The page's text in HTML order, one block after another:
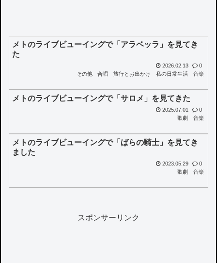
メトのライブビューイングで「アラベッラ」を見てき
た
2026.02.13
0
その他
合唱 旅行とお出かけ 私の日常生活 音楽
メトのライブビューイングで「サロメ」を見てきた
2025.07.01
0
歌劇
音楽
メトのライブビューイングで「ばらの騎士」を見てき
ました
2023.05.29
0
歌劇
音楽
スポンサーリンク